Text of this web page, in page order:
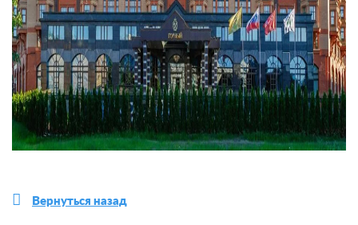
Вернуться назад